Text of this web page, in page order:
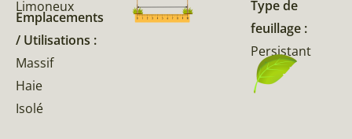
Limoneux
Emplacements
/ Utilisations :
Massif
Haie
Isolé
Type de
feuillage :
Persistant